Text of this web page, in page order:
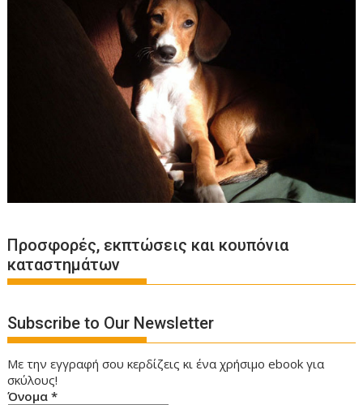
Προσφορές, εκπτώσεις και κουπόνια
καταστημάτων
Subscribe to Our Newsletter
Με την εγγραφή σου κερδίζεις κι ένα χρήσιμο ebook για
σκύλους!
Όνομα*